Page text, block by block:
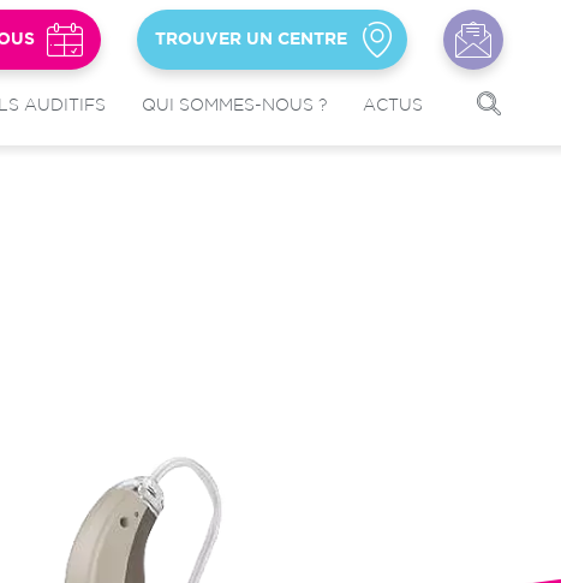
AUDITIFS QUI SOMMES-NOUS ? ACTUS
TROUVER UN CENTRE